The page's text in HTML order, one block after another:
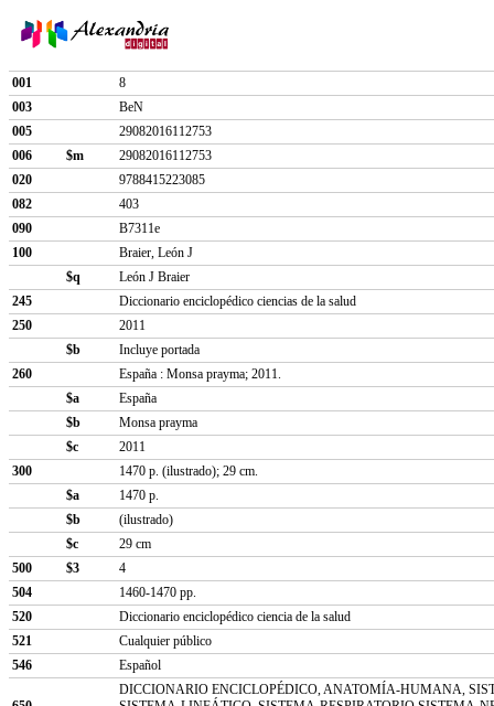
001
8
003
BeN
005
29082016112753
006
$m
29082016112753
020
9788415223085
082
403
090
B7311e
100
Braier, León J
$q
León J Braier
245
Diccionario enciclopédico ciencias de la salud
250
2011
$b
Incluye portada
260
España : Monsa prayma; 2011.
$a
España
$b
Monsa prayma
$c
2011
300
1470 p. (ilustrado); 29 cm.
$a
1470 p.
$b
(ilustrado)
$c
29 cm
500
$3
4
504
1460-1470 pp.
520
Diccionario enciclopédico ciencia de la salud
521
Cualquier público
546
Español
DICCIONARIO ENCICLOPÉDICO, ANATOMÍA-HUMANA,